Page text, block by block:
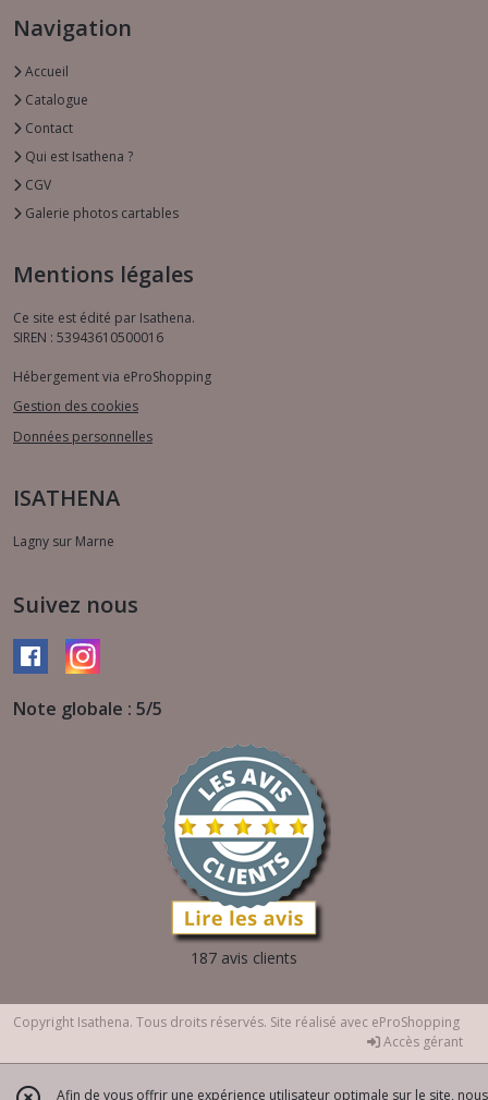
Navigation
Accueil
Catalogue
Contact
Qui est Isathena ?
CGV
Galerie photos cartables
Mentions légales
Ce site est édité par Isathena.
SIREN : 53943610500016
Hébergement via eProShopping
Gestion des cookies
Données personnelles
ISATHENA
Lagny sur Marne
Suivez nous
Note globale : 5/5
187 avis clients
Copyright Isathena. Tous droits réservés. Site réalisé avec eProShopping
Accès gérant
Afin de vous offrir une expérience utilisateur optimale sur le site, nous